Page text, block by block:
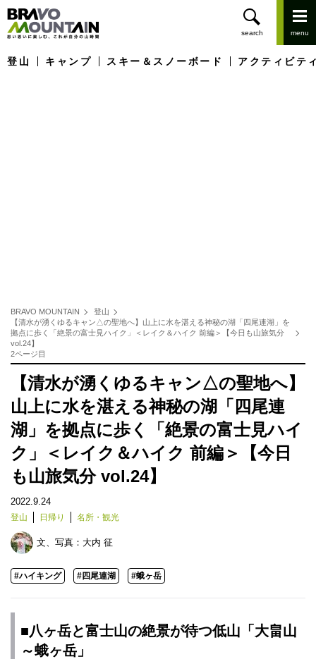
登山 キャンプ スキー＆スノーボード アクティビテ
BRAVO MOUNTAIN
登山
【清水が湧くゆるキャン△の聖地へ】山上に水を湛える神秘の湖「四尾連湖」を
拠点に歩く「絶景の富士見ハイク」＜レイク＆ハイク 前編＞【今日も山旅気分
vol.24】
2ページ目
【清水が湧くゆるキャン△の聖地へ】
山上に水を湛える神秘の湖「四尾連
湖」を拠点に歩く「絶景の富士見ハイ
ク」＜レイク＆ハイク 前編＞【今日
も山旅気分 vol.24】
2022.9.24
登山 日帰り 名所・観光
文、写真： 大内 征
#ハイキング #四尾連湖 #蛾ヶ岳
■八ヶ岳と富士山の絶景が待つ低山「大畠山
～蛾ヶ岳」